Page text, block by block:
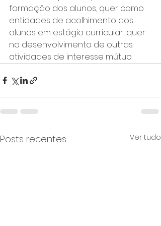
formação dos alunos, quer como
entidades de acolhimento dos
alunos em estágio curricular, quer
no desenvolvimento de outras
atividades de interesse mútuo.
Posts recentes Ver tudo